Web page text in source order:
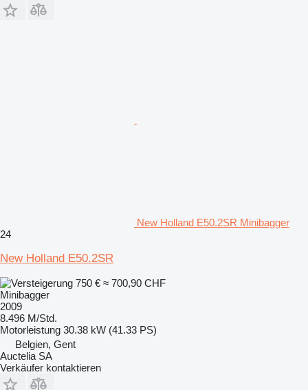
New Holland E50.2SR Minibagger
24
New Holland E50.2SR
750 € ≈ 700,90 CHF
Minibagger
2009
8.496 M/Std.
Motorleistung 30.38 kW (41.33 PS)
Belgien, Gent
Auctelia SA
Verkäufer kontaktieren